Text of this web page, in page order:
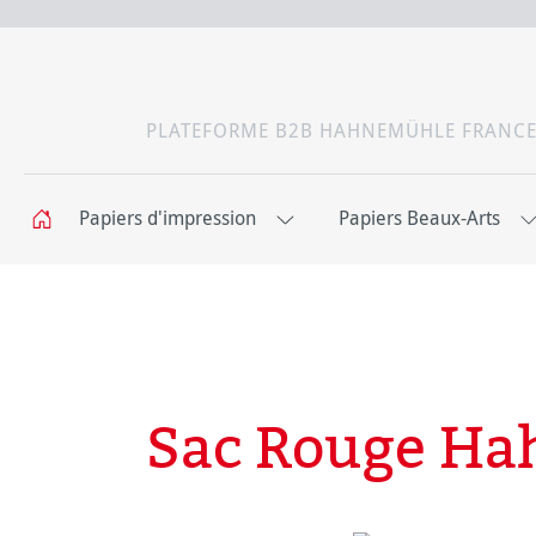
PLATEFORME B2B HAHNEMÜHLE FRANCE
Papiers d'impression Papiers Beaux-Arts
Sac Rouge